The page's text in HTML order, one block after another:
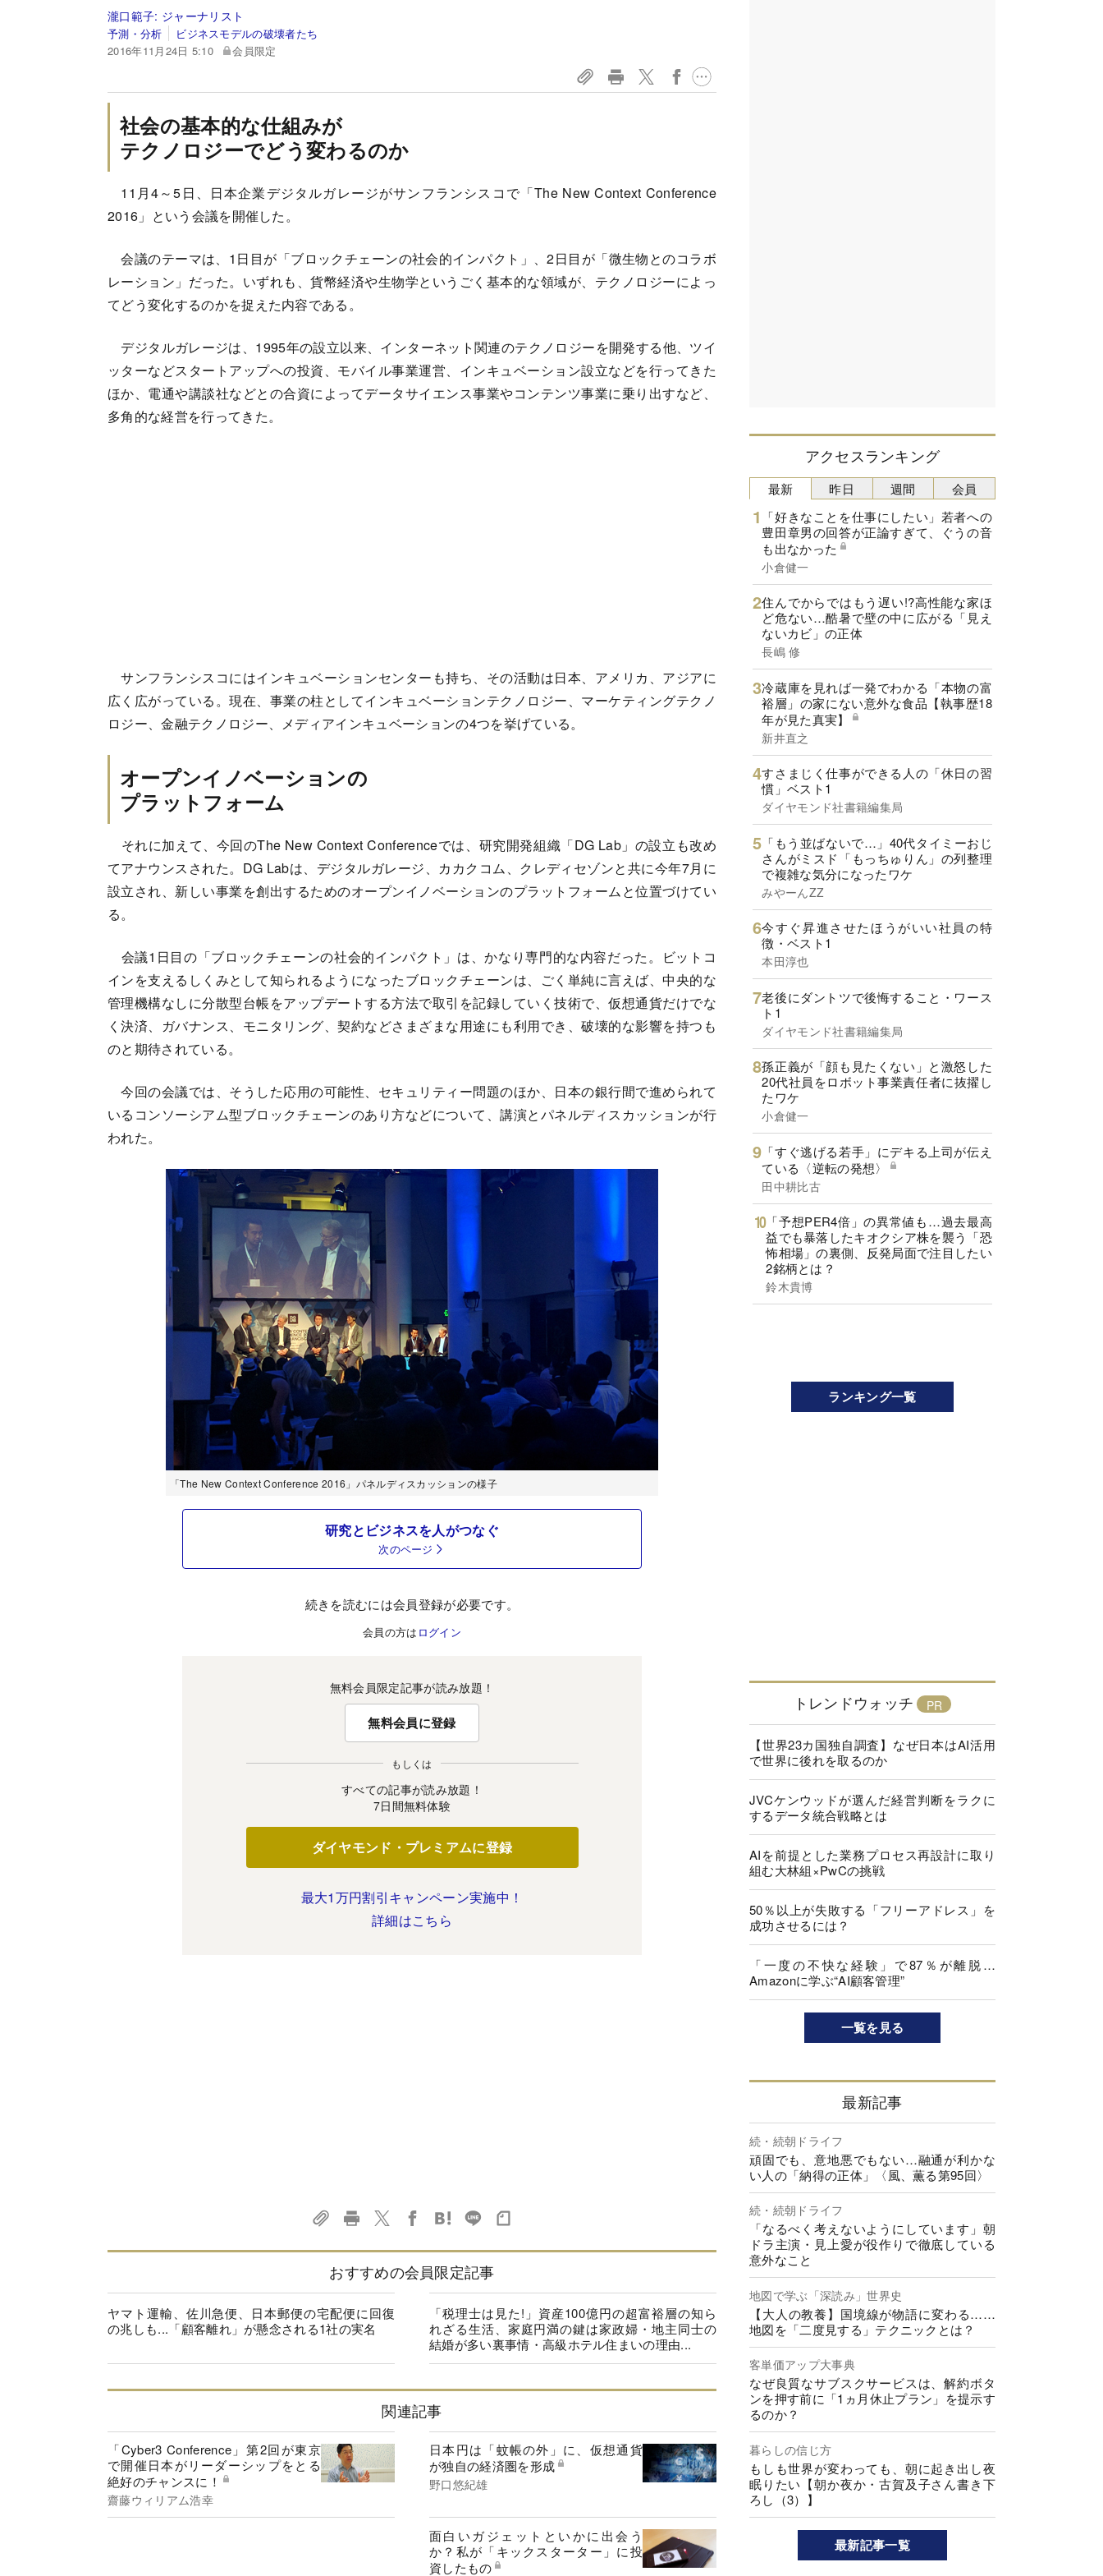
瀧口範子: ジャーナリスト
予測・分析
ビジネスモデルの破壊者たち
2016年11月24日 5:10
会員限定
社会の基本的な仕組みが
テクノロジーでどう変わるのか
11月4～5日、日本企業デジタルガレージがサンフランシスコで「The New Context Conference
2016」という会議を開催した。
会議のテーマは、1日目が「ブロックチェーンの社会的インパクト」、2日目が「微生物とのコラボ
レーション」だった。いずれも、貨幣経済や生物学というごく基本的な領域が、テクノロジーによっ
てどう変化するのかを捉えた内容である。
デジタルガレージは、1995年の設立以来、インターネット関連のテクノロジーを開発する他、ツイ
ッターなどスタートアップへの投資、モバイル事業運営、インキュベーション設立などを行ってきた
ほか、電通や講談社などとの合資によってデータサイエンス事業やコンテンツ事業に乗り出すなど、
多角的な経営を行ってきた。
サンフランシスコにはインキュベーションセンターも持ち、その活動は日本、アメリカ、アジアに
広く広がっている。現在、事業の柱としてインキュベーションテクノロジー、マーケティングテクノ
ロジー、金融テクノロジー、メディアインキュベーションの4つを挙げている。
オープンイノベーションの
プラットフォーム
それに加えて、今回のThe New Context Conferenceでは、研究開発組織「DG Lab」の設立も改め
てアナウンスされた。DG Labは、デジタルガレージ、カカクコム、クレディセゾンと共に今年7月に
設立され、新しい事業を創出するためのオープンイノベーションのプラットフォームと位置づけてい
る。
会議1日目の「ブロックチェーンの社会的インパクト」は、かなり専門的な内容だった。ビットコ
インを支えるしくみとして知られるようになったブロックチェーンは、ごく単純に言えば、中央的な
管理機構なしに分散型台帳をアップデートする方法で取引を記録していく技術で、仮想通貨だけでな
く決済、ガバナンス、モニタリング、契約などさまざまな用途にも利用でき、破壊的な影響を持つも
のと期待されている。
今回の会議では、そうした応用の可能性、セキュリティー問題のほか、日本の銀行間で進められて
いるコンソーシアム型ブロックチェーンのあり方などについて、講演とパネルディスカッションが行
われた。
「The New Context Conference 2016」パネルディスカッションの様子
研究とビジネスを人がつなぐ
次のページ
続きを読むには会員登録が必要です。
会員の方は ログイン
無料会員限定記事が読み放題！
無料会員に登録
もしくは
すべての記事が読み放題！
7日間無料体験
ダイヤモンド・プレミアムに登録
最大1万円割引キャンペーン実施中！
詳細はこちら
おすすめの会員限定記事
ヤマト運輸、佐川急便、日本郵便の宅配便に回復
の兆しも...「顧客離れ」が懸念される1社の実名
「税理士は見た!」資産100億円の超富裕層の知ら
れざる生活、家庭円満の鍵は家政婦・地主同士の
結婚が多い裏事情・高級ホテル住まいの理由...
関連記事
「Cyber3 Conference」第2回が東京
で開催日本がリーダーシップをとる
絶好のチャンスに！
齋藤ウィリアム浩幸
日本円は「蚊帳の外」に、仮想通貨
が独自の経済圏を形成
野口悠紀雄
面白いガジェットといかに出会う
か？私が「キックスターター」に投
資したもの
アクセスランキング
最新
「好きなことを仕事にしたい」若者への
豊田章男の回答が正論すぎて、ぐうの音
も出なかった
小倉健一
住んでからではもう遅い!?高性能な家ほ
ど危ない…酷暑で壁の中に広がる「見え
ないカビ」の正体
長嶋 修
冷蔵庫を見れば一発でわかる「本物の富
裕層」の家にない意外な食品【執事歴18
年が見た真実】
新井直之
すさまじく仕事ができる人の「休日の習
慣」ベスト1
ダイヤモンド社書籍編集局
「もう並ばないで…」40代タイミーおじ
さんがミスド「もっちゅりん」の列整理
で複雑な気分になったワケ
みやーんZZ
今すぐ昇進させたほうがいい社員の特
徴・ベスト1
本田淳也
老後にダントツで後悔すること・ワース
ト1
ダイヤモンド社書籍編集局
孫正義が「顔も見たくない」と激怒した
20代社員をロボット事業責任者に抜擢し
たワケ
小倉健一
「すぐ逃げる若手」にデキる上司が伝え
ている〈逆転の発想〉
田中耕比古
「予想PER4倍」の異常値も…過去最高
益でも暴落したキオクシア株を襲う「恐
怖相場」の裏側、反発局面で注目したい
2銘柄とは？
鈴木貴博
昨日 週間 会員
ランキング一覧
トレンドウォッチ
【世界23カ国独自調査】なぜ日本はAI活用
で世界に後れを取るのか
JVCケンウッドが選んだ経営判断をラクに
するデータ統合戦略とは
AIを前提とした業務プロセス再設計に取り
組む大林組×PwCの挑戦
50％以上が失敗する「フリーアドレス」を
成功させるには？
「一度の不快な経験」で87％が離脱…
Amazonに学ぶ“AI顧客管理”
一覧を見る
最新記事
続・続朝ドライフ
頑固でも、意地悪でもない…融通が利かな
い人の「納得の正体」〈風、薫る第95回〉
続・続朝ドライフ
「なるべく考えないようにしています」朝
ドラ主演・見上愛が役作りで徹底している
意外なこと
地図で学ぶ「深読み」世界史
【大人の教養】国境線が物語に変わる……
地図を「二度見する」テクニックとは？
客単価アップ大事典
なぜ良質なサブスクサービスは、解約ボタ
ンを押す前に「1ヵ月休止プラン」を提示す
るのか？
暮らしの信じ方
もしも世界が変わっても、朝に起き出し夜
眠りたい【朝か夜か・古賀及子さん書き下
ろし（3）】
最新記事一覧